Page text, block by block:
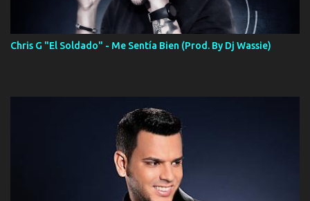
Chris G "El Soldado" - Me Sentía Bien (Prod. By Dj Wassie)